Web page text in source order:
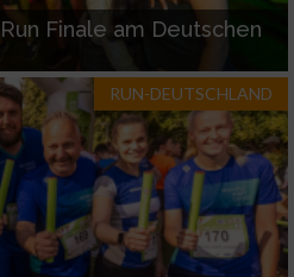
Finale am Deutschen
RUN-DEUTSCHLAND